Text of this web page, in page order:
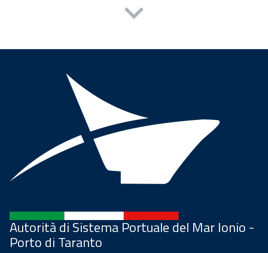
Autorità di Sistema Portuale del Mar Ionio -
Porto di Taranto